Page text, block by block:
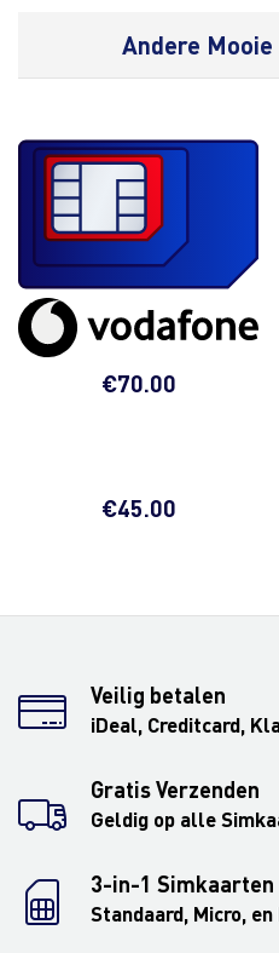
Andere
€70.00
€45.00
Veilig betalen
iDeal, Creditcard,
Gratis Verzenden
Geldig op alle
3-in-1 Simkaarten
Standaard, Micro, en